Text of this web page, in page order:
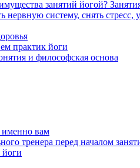
практик йоги
и философская основа
именно вам
тренера перед началом
йоги